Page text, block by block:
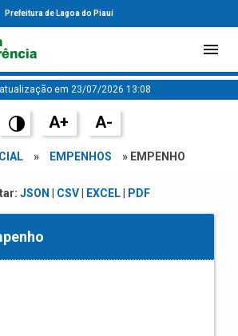
Prefeitura de Lagoa do Piauí
em 23/07/2026 13:08
A+ A-
» EMPENHOS » EMPENHO
JSON CSV| EXCEL| PDF